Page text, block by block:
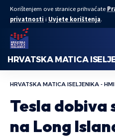
Korištenjem ove stranice prihvaćate
privatnosti i Uvjete korištenja.
HRVATSKA MATICA
HRVATSKA MATICA ISELJENIKA - HMI
Tesla dobiva
na Long